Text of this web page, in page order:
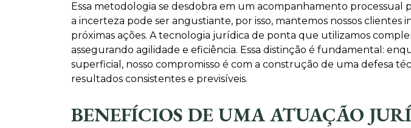
Essa metodologia se desdobra em um acompanhamento processual
a incerteza pode ser angustiante, por isso, mantemos nossos
próximas ações. A tecnologia jurídica de ponta que utilizamos
assegurando agilidade e eficiência. Essa distinção é fundamental:
superficial, nosso compromisso é com a construção de uma defesa
resultados consistentes e previsíveis.
BENEFÍCIOS DE UMA ATUAÇÃO